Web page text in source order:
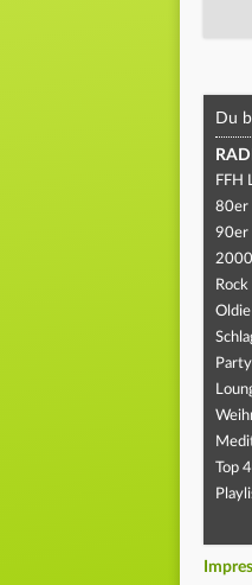
Du
FFH
80er
90er
Rock
Oldie
Top